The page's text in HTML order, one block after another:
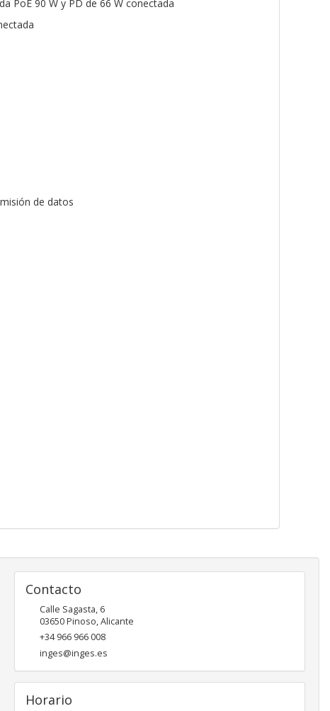
PoE 90 W y PD de 66 W conectada
de datos
Contacto
Calle Sagasta, 6
03650Pinoso,Alicante
+34 966 966 008
inges@inges.es
Horario